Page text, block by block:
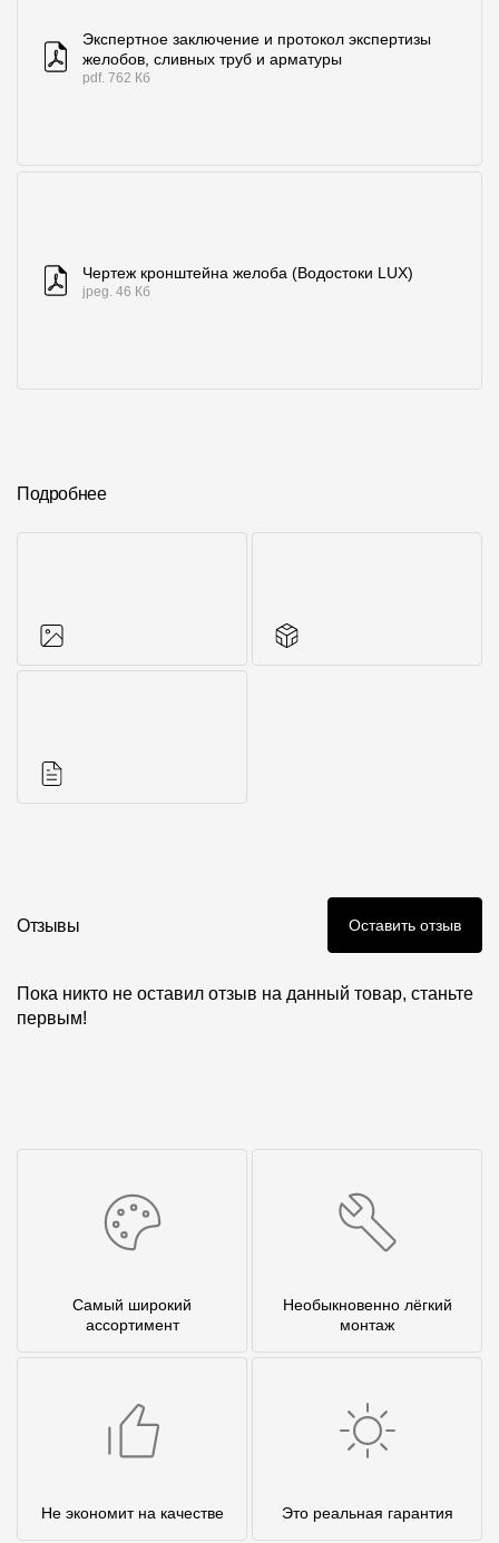
Экспертное заключение и протокол экспертизы
желобов, сливных труб и арматуры
pdf. 762 Кб
Чертеж кронштейна желоба (Водостоки LUX)
jpeg. 46 Кб
Подробнее
Отзывы Оставить отзыв
Пока никто не оставил отзыв на данный товар, станьте
первым!
Самый широкий
ассортимент
Необыкновенно лёгкий
монтаж
Не экономит на качестве Это реальная гарантия